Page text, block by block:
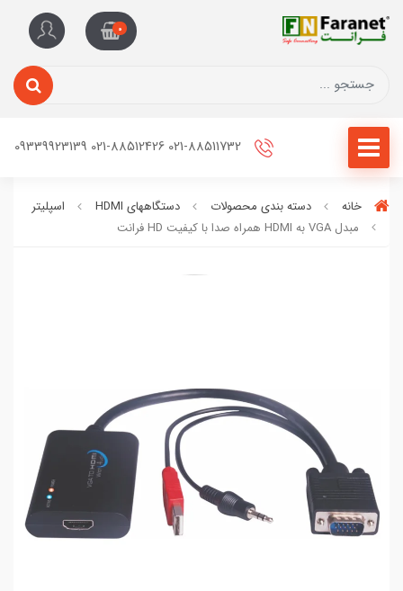
0
خانه دسته بندی محصولات دستگاههای HDMI
اسپلیتر
مبدل VGA به HDMI همراه صدا با کيفيت HD فرانت